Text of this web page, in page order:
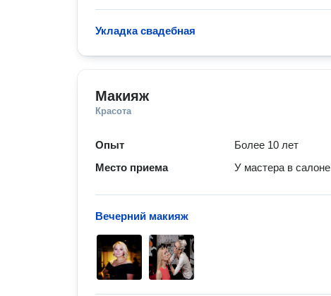
Укладка свадебная
Макияж
Красота
Опыт
Более 10 лет
Место приема
У мастера в салоне
Вечерний макияж